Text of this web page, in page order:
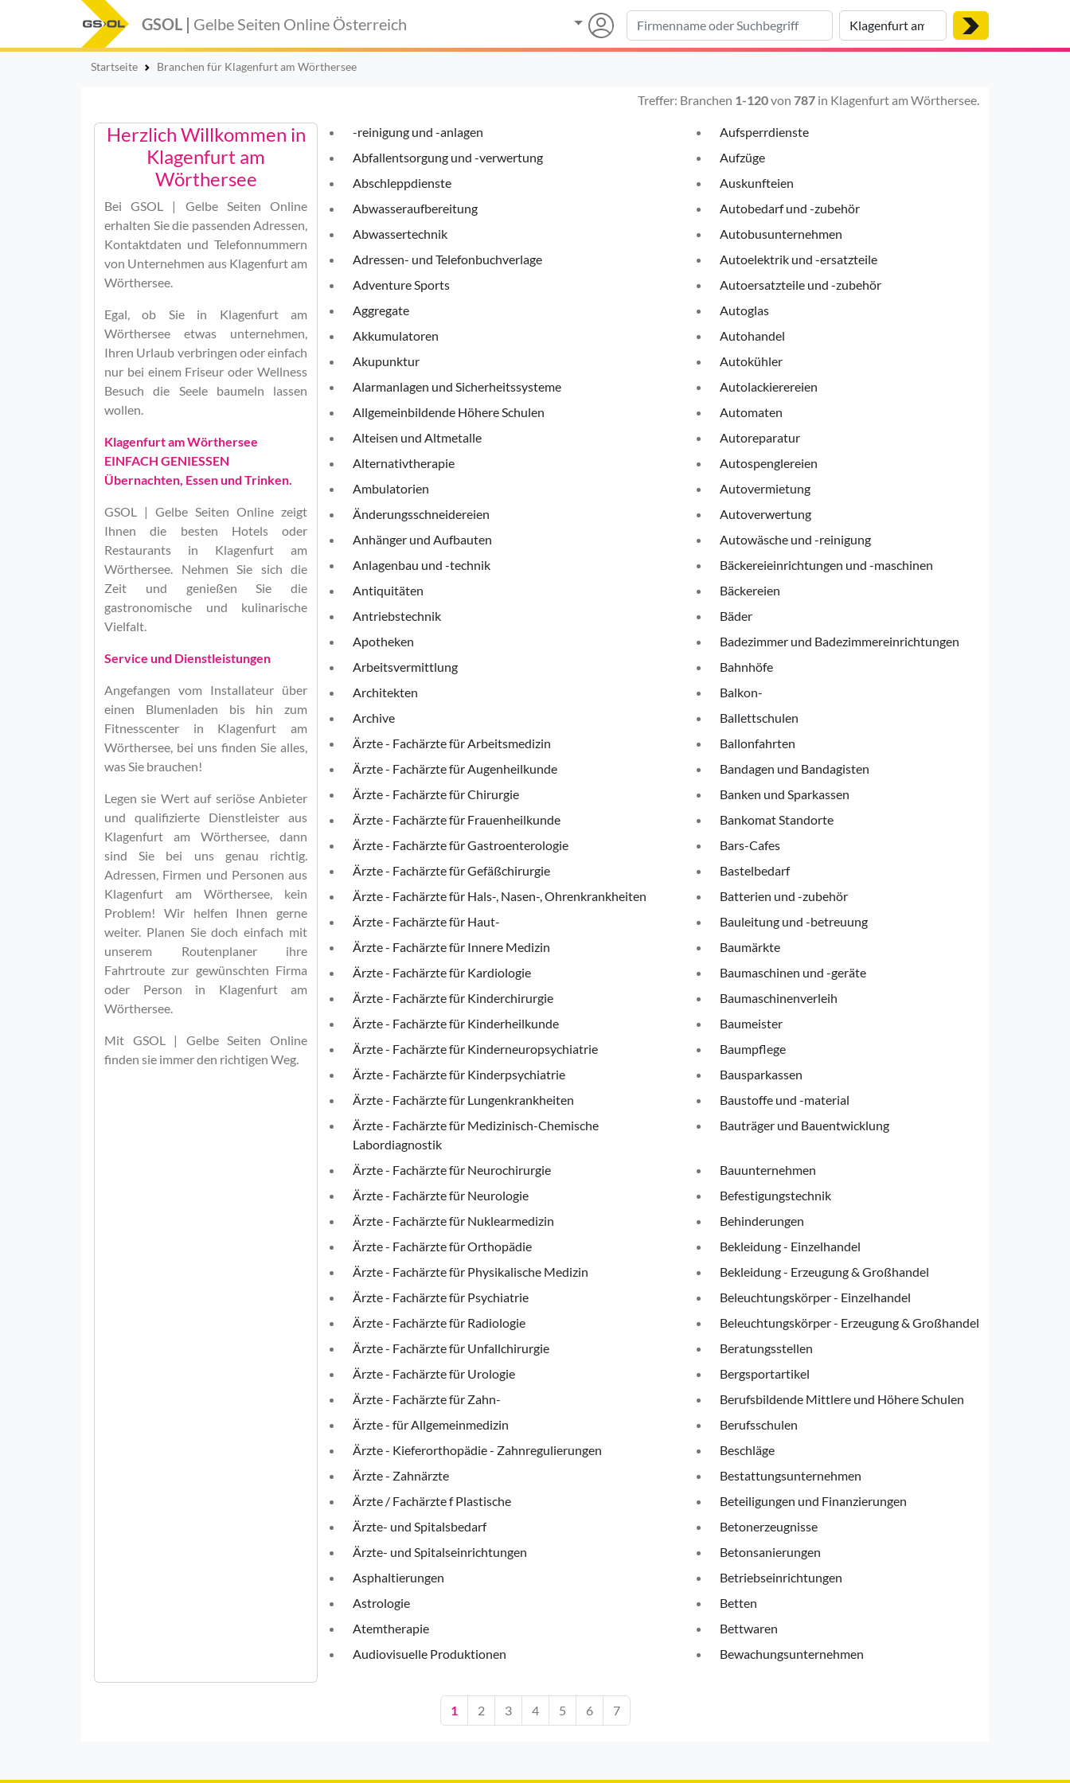
GSOL | Gelbe Seiten Online Österreich
Startseite Branchen für Klagenfurt am Wörthersee
Treffer: Branchen 1-120von 787 in Klagenfurt am Wörthersee.
Herzlich Willkommen in
Klagenfurt am
Wörthersee
BeiGSOL | Gelbe Seiten Online
erhalten Sie die passenden Adressen,
Kontaktdaten und Telefonnummern
von Unternehmen aus Klagenfurt am
Wörthersee.
Egal, ob Sie in Klagenfurt am
Wörthersee etwas unternehmen,
Ihren Urlaub verbringen oder einfach
nur bei einem Friseur oder Wellness
Besuch die Seele baumeln lassen
wollen.
Klagenfurt am Wörthersee
EINFACH GENIESSEN
Übernachten, Essen und Trinken.
GSOL | Gelbe Seiten Online zeigt
Ihnen die besten Hotels oder
Restaurants in Klagenfurt am
Wörthersee. Nehmen Sie sich die
Zeit und genießen Sie die
gastronomische und kulinarische
Vielfalt.
Service und Dienstleistungen
Angefangen vom Installateur über
einen Blumenladen bis hin zum
Fitnesscenter in Klagenfurt am
Wörthersee, bei uns finden Sie alles,
was Sie brauchen!
Legen sie Wert auf seriöse Anbieter
und qualifizierte Dienstleister aus
Klagenfurt am Wörthersee, dann
sind Sie bei uns genau richtig.
Adressen, Firmen und Personen aus
Klagenfurt am Wörthersee, kein
Problem! Wir helfen Ihnen gerne
weiter. Planen Sie doch einfach mit
unserem Routenplaner ihre
Fahrtroute zur gewünschten Firma
oder Person in Klagenfurt am
Wörthersee.
Mit GSOL | Gelbe Seiten Online
finden sie immer den richtigen Weg.
-reinigung und -anlagen
Abfallentsorgung und -verwertung
Abschleppdienste
Abwasseraufbereitung
Abwassertechnik
Adressen- und Telefonbuchverlage
Adventure Sports
Aggregate
Akkumulatoren
Akupunktur
Alarmanlagen und Sicherheitssysteme
Allgemeinbildende Höhere Schulen
Alteisen und Altmetalle
Alternativtherapie
Ambulatorien
Änderungsschneidereien
Anhänger und Aufbauten
Anlagenbau und -technik
Antiquitäten
Antriebstechnik
Apotheken
Arbeitsvermittlung
Architekten
Archive
Ärzte - Fachärzte für Arbeitsmedizin
Ärzte - Fachärzte für Augenheilkunde
Ärzte - Fachärzte für Chirurgie
Ärzte - Fachärzte für Frauenheilkunde
Ärzte - Fachärzte für Gastroenterologie
Ärzte - Fachärzte für Gefäßchirurgie
Ärzte - Fachärzte für Hals-, Nasen-, Ohrenkrankheiten
Ärzte - Fachärzte für Haut-
Ärzte - Fachärzte für Innere Medizin
Ärzte - Fachärzte für Kardiologie
Ärzte - Fachärzte für Kinderchirurgie
Ärzte - Fachärzte für Kinderheilkunde
Ärzte - Fachärzte für Kinderneuropsychiatrie
Ärzte - Fachärzte für Kinderpsychiatrie
Ärzte - Fachärzte für Lungenkrankheiten
Ärzte - Fachärzte für Medizinisch-Chemische
Labordiagnostik
Ärzte - Fachärzte für Neurochirurgie
Ärzte - Fachärzte für Neurologie
Ärzte - Fachärzte für Nuklearmedizin
Ärzte - Fachärzte für Orthopädie
Ärzte - Fachärzte für Physikalische Medizin
Ärzte - Fachärzte für Psychiatrie
Ärzte - Fachärzte für Radiologie
Ärzte - Fachärzte für Unfallchirurgie
Ärzte - Fachärzte für Urologie
Ärzte - Fachärzte für Zahn-
Ärzte - für Allgemeinmedizin
Ärzte - Kieferorthopädie - Zahnregulierungen
Ärzte - Zahnärzte
Ärzte / Fachärzte f Plastische
Ärzte- und Spitalsbedarf
Ärzte- und Spitalseinrichtungen
Asphaltierungen
Astrologie
Atemtherapie
Audiovisuelle Produktionen
Aufsperrdienste
Aufzüge
Auskunfteien
Autobedarf und -zubehör
Autobusunternehmen
Autoelektrik und -ersatzteile
Autoersatzteile und -zubehör
Autoglas
Autohandel
Autokühler
Autolackierereien
Automaten
Autoreparatur
Autospenglereien
Autovermietung
Autoverwertung
Autowäsche und -reinigung
Bäckereieinrichtungen und -maschinen
Bäckereien
Bäder
Badezimmer und Badezimmereinrichtungen
Bahnhöfe
Balkon-
Ballettschulen
Ballonfahrten
Bandagen und Bandagisten
Banken und Sparkassen
Bankomat Standorte
Bars-Cafes
Bastelbedarf
Batterien und -zubehör
Bauleitung und -betreuung
Baumärkte
Baumaschinen und -geräte
Baumaschinenverleih
Baumeister
Baumpflege
Bausparkassen
Baustoffe und -material
Bauträger und Bauentwicklung
Bauunternehmen
Befestigungstechnik
Behinderungen
Bekleidung - Einzelhandel
Bekleidung - Erzeugung & Großhandel
Beleuchtungskörper - Einzelhandel
Beleuchtungskörper - Erzeugung & Großhandel
Beratungsstellen
Bergsportartikel
Berufsbildende Mittlere und Höhere Schulen
Berufsschulen
Beschläge
Bestattungsunternehmen
Beteiligungen und Finanzierungen
Betonerzeugnisse
Betonsanierungen
Betriebseinrichtungen
Betten
Bettwaren
Bewachungsunternehmen
1 2 3 4 5 6 7